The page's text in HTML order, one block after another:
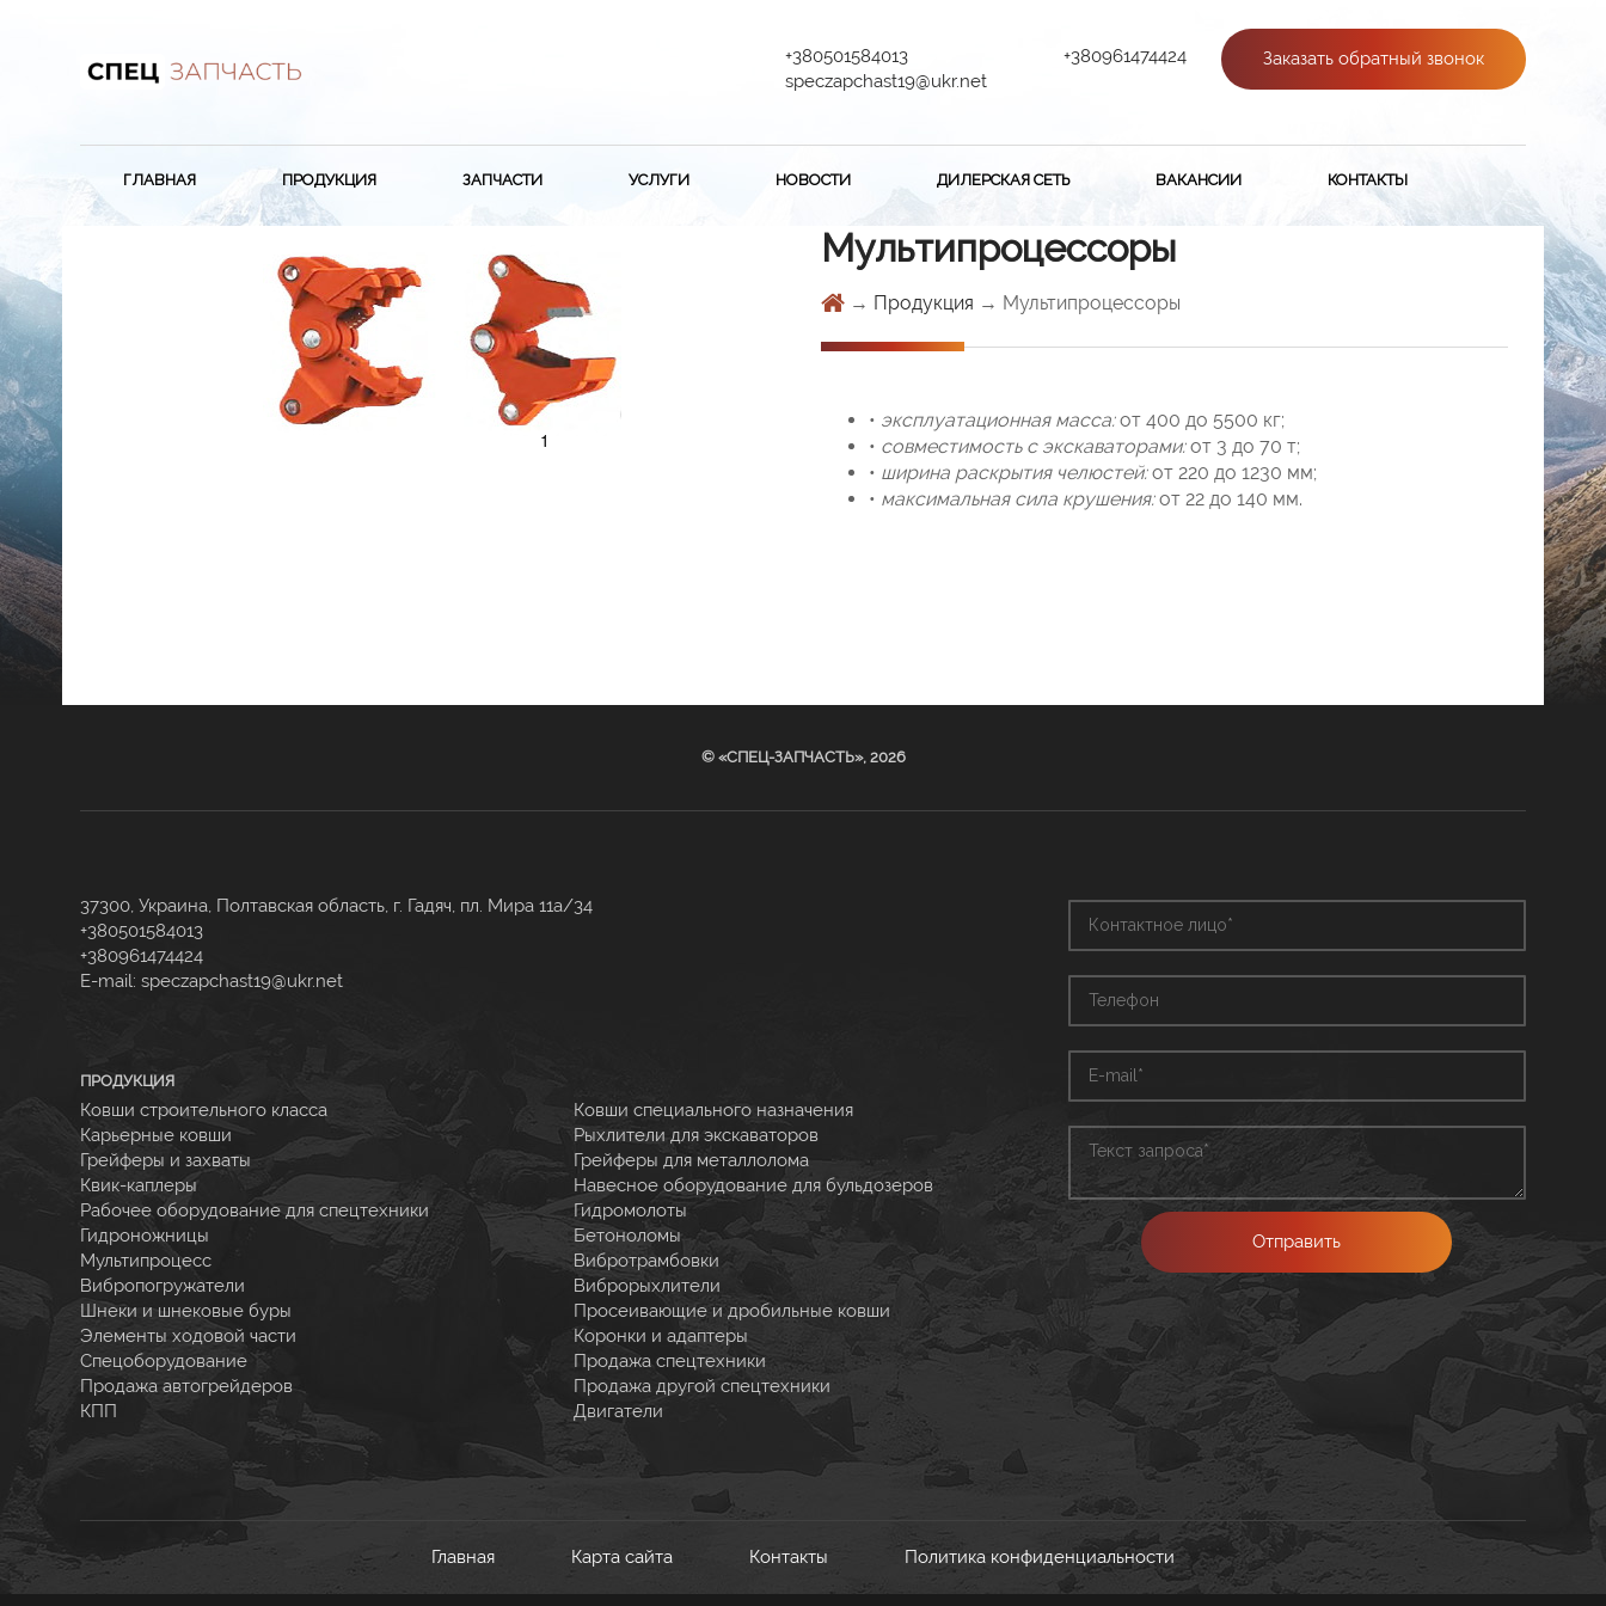
+380501584013
speczapchast19@ukr.net
+380961474424 Заказать обратный звонок
ГЛАВНАЯ ПРОДУКЦИЯ ЗАПЧАСТИ УСЛУГИ НОВОСТИ ДИЛЕРСКАЯ СЕТЬ ВАКАНСИИ КОНТАКТЫ
1
Мультипроцессоры
→ Продукция → Мультипроцессоры
• эксплуатационная масса:от 400 до 5500 кг;
• совместимость с экскаваторами:от 3 до 70 т;
• ширина раскрытия челюстей:от 220 до 1230 мм;
• максимальная сила крушения:от 22 до 140 мм.
© «СПЕЦ-ЗАПЧАСТЬ», 2026
37300, Украина, Полтавская область, г. Гадяч, пл. Мира 11а/34
+380501584013
+380961474424
E-mail: speczapchast19@ukr.net
ПРОДУКЦИЯ
Ковши строительного класса
Ковши специального назначения
Карьерные ковши
Рыхлители для экскаваторов
Грейферы и захваты
Грейферы для металлолома
Квик-каплеры
Навесное оборудование для бульдозеров
Рабочее оборудование для спецтехники
Гидромолоты
Гидроножницы
Бетоноломы
Мультипроцесс
Вибротрамбовки
Вибропогружатели
Виброрыхлители
Шнеки и шнековые буры
Просеивающие и дробильные ковши
Элементы ходовой части
Коронки и адаптеры
Спецоборудование
Продажа спецтехники
Продажа автогрейдеров
Продажа другой спецтехники
КПП
Двигатели
Отправить
Главная Карта сайта Контакты Политика конфиденциальности